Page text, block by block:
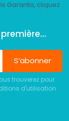
Garantis, cliquez
S’abonner
trouverez pour
d'utilisation